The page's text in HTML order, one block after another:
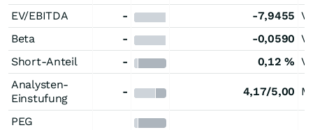
EV/EBITDA
- -7,9455
Beta
- -0,0590
Short-Anteil
- 0,12 %
Analysten-
Einstufung
- 4,17/5,00
PEG